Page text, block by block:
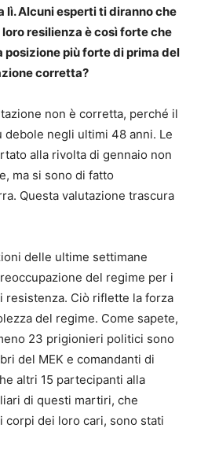
lì. Alcuni esperti ti diranno che
resilienza è così forte che
posizione più forte di prima del
corretta?
non è corretta, perché il
debole negli ultimi 48 anni. Le
alla rivolta di gennaio non
ma si sono di fatto
Questa valutazione trascura
delle ultime settimane
del regime per i
resistenza. Ciò riflette la forza
del regime. Come sapete,
23 prigionieri politici sono
del MEK e comandanti di
altri 15 partecipanti alla
di questi martiri, che
corpi dei loro cari, sono stati